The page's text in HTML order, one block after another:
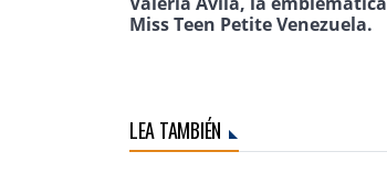
Miss Teen Petite Venezuela.
LEA TAMBIÉN